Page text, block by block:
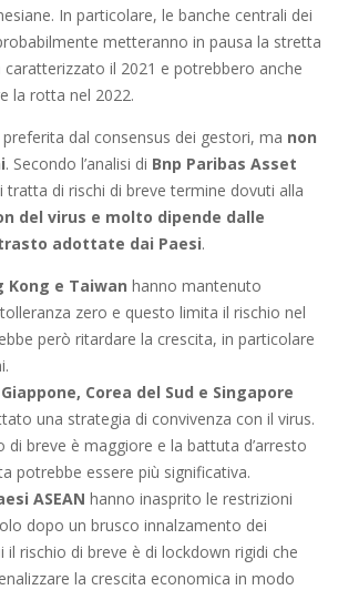
In particolare, le banche centrali dei
metteranno in pausa la stretta
il 2021 e potrebbero anche
la rotta nel 2022.
preferita dal consensus dei gestori, ma non
. Secondo l’analisi di Bnp Paribas Asset
tratta di rischi di breve termine dovuti alla
del virus e molto dipende dalle
adottate dai Paesi.
Kong e Taiwan hanno mantenuto
zero e questo limita il rischio nel
però ritardare la crescita, in particolare
Corea del Sud e Singapore
una strategia di convivenza con il virus.
di breve è maggiore e la battuta d’arresto
potrebbe essere più significativa.
ASEAN hanno inasprito le restrizioni
dopo un brusco innalzamento dei
il rischio di breve è di lockdown rigidi che
la crescita economica in modo